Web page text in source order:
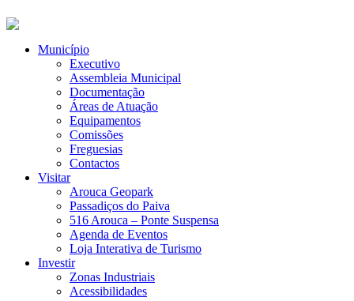
Município
Executivo
Assembleia Municipal
Documentação
Áreas de Atuação
Equipamentos
Comissões
Freguesias
Contactos
Visitar
Arouca Geopark
Passadiços do Paiva
516 Arouca – Ponte Suspensa
Agenda de Eventos
Loja Interativa de Turismo
Investir
Zonas Industriais
Acessibilidades